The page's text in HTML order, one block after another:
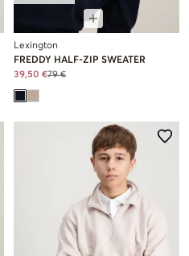
Lexington
FREDDY HALF-ZIP SWEATER
39,50 €79 €